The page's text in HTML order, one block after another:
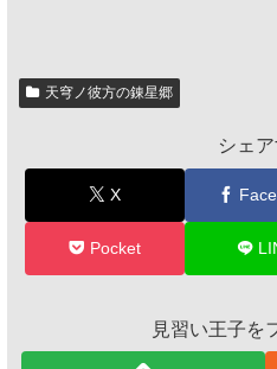
天穹ノ彼方の錬星郷
シェ
X
Pocket
見習い王子を